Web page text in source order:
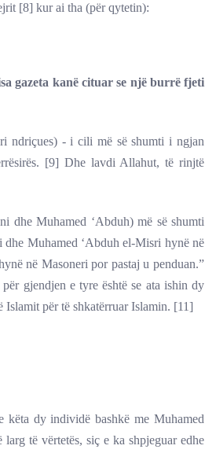
[8] kur ai tha (për qytetin):
gazeta kanë cituar se një burrë fjeti
ndriçues) - i cili më së shumti i ngjan
[9] Dhe lavdi Allahut, të rinjtë
dhe Muhamed ‘Abduh) më së shumti
Muhamed ‘Abduh el-Misri hynë në
në Masoneri por pastaj u penduan.”
gjendjen e tyre është se ata ishin dy
Islamit për të shkatërruar Islamin. [11]
këta dy individë bashkë me Muhamed
të vërtetës, siç e ka shpjeguar edhe